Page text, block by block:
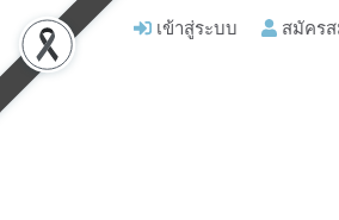
เข้าสู่ระบบ สมัคร